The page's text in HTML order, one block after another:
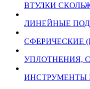
ВТУЛКИ
ЛИНЕЙНЫЕ
СФЕРИЧЕСКИЕ
УПЛОТНЕНИЯ,
ИНСТРУМЕНТЫ